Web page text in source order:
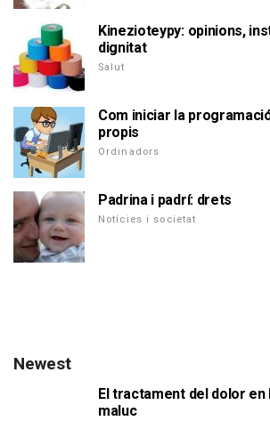
Kinezioteypy: opinions,
dignitat
Salut
Com iniciar la
propis
Ordinadors
Padrina i padrí: drets
Notícies i societat
Newest
El tractament del dolor
maluc